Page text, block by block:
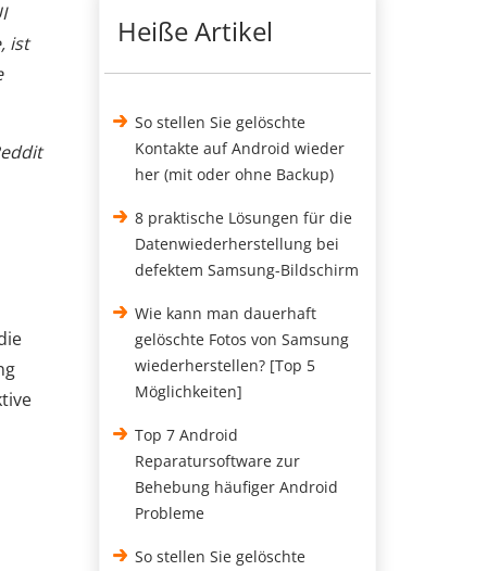
ist
Heiße Artikel
So stellen Sie gelöschte
Kontakte auf Android wieder
her (mit oder ohne Backup)
8 praktische Lösungen für die
Datenwiederherstellung bei
defektem Samsung-Bildschirm
Wie kann man dauerhaft
gelöschte Fotos von Samsung
wiederherstellen? [Top 5
Möglichkeiten]
Top 7 Android
Reparatursoftware zur
Behebung häufiger Android
Probleme
So stellen Sie gelöschte